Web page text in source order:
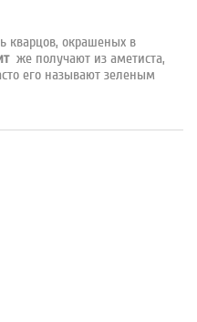
кварцов, окрашеных в
же получают из аметиста,
его называют зеленым